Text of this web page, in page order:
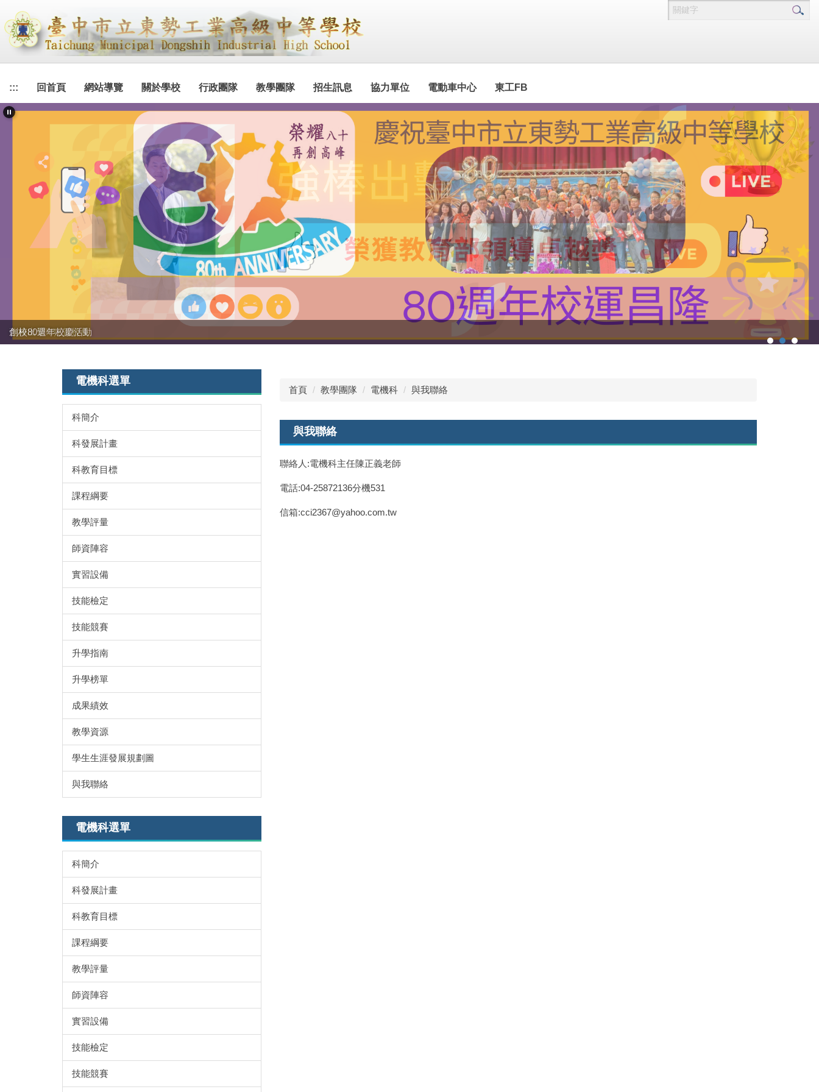
到
主
要
內
區
::: 回首頁 網站導覽 關於學校 行政團隊 教學團隊 招生訊息 協力單位 電動車中心 東工FB
創校80週年校慶活動
強棒出擊!!!狂賀校長
電機科選單
科簡介
科發展計畫
科教育目標
課程綱要
教學評量
師資陣容
實習設備
技能檢定
技能競賽
升學指南
升學榜單
成果績效
教學資源
學生生涯發展規劃圖
與我聯絡
電機科選單
科簡介
科發展計畫
科教育目標
課程綱要
教學評量
師資陣容
實習設備
技能檢定
技能競賽
首頁 教學團隊 電機科 與我聯絡
與我聯絡
聯絡人:電機科主任陳正義老師
電話:04-25872136分機531
信箱:cci2367@yahoo.com.tw